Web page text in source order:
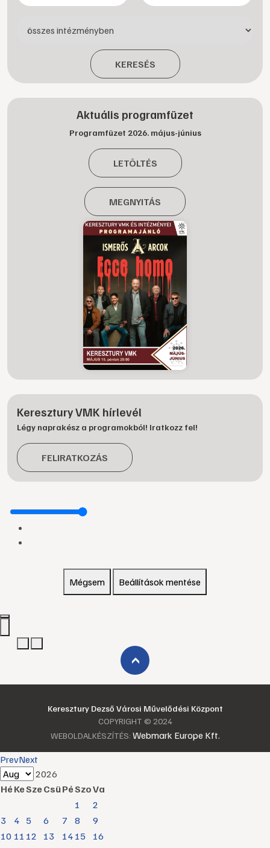
KERESÉS
Aktuális programfüzet
Programfüzet 2026. május-június
LETÖLTÉS
MEGNYITÁS
Keresztury VMK hírlevél
Légy naprakész a programokból! Iratkozz fel!
FELIRATKOZÁS
Mégsem Beállítások mentése
›
Keresztury Dezső Városi Művelődési Központ
COPYRIGHT © 2024
WEBOLDALKÉSZÍTÉS: Webmark Europe Kft.
PrevNext
2026
HéKeSzeCsüPéSzoVa
1
2
3
4 5 6 7 8
9
10 11 12 13 14 15
16